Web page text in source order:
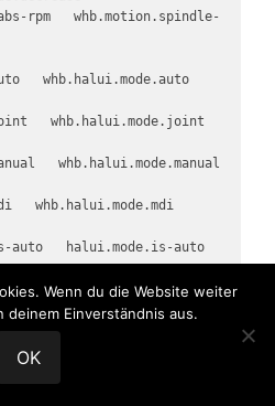
rpm   whb.motion.spindle-
whb.halui.mode.auto
whb.halui.mode.joint
whb.halui.mode.manual
whb.halui.mode.mdi
auto   halui.mode.is-auto
joint   halui.mode.is-joint
manual   halui.mode.is-
manual
Wenn du die Website weiter
Einverständnis aus.
OK